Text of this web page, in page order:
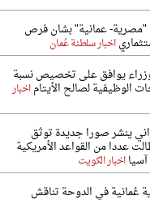
"مصرية- عمانية" بشان فرص
اخبار سلطنة عُمان
يوافق على تخصيص نسبة
الوظيفية لصالح الأيتاماخبار
ينشر صورا جديدة توثق
عددا من القواعد الأمريكية
اخبار الكويت
عُمانية في الدوحة تناقش